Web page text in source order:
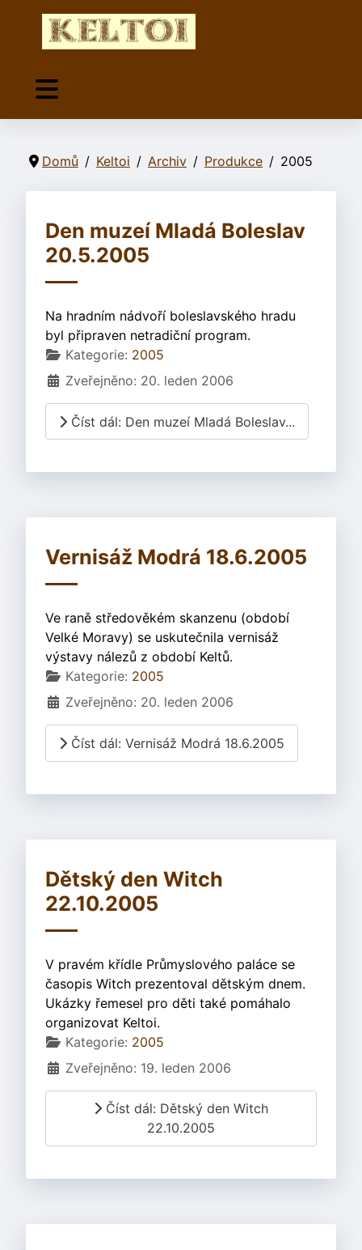
Domů Keltoi Archiv Produkce 2005
Den muzeí Mladá Boleslav
20.5.2005
Na hradním nádvoří boleslavského hradu
byl připraven netradiční program.
Základní údaje
Kategorie: 2005
Zveřejněno: 20. leden 2006
Číst dál: Den muzeí Mladá Boleslav...
Vernisáž Modrá 18.6.2005
Ve raně středověkém skanzenu (období
Velké Moravy) se uskutečnila vernisáž
výstavy nálezů z období Keltů.
Základní údaje
Kategorie: 2005
Zveřejněno: 20. leden 2006
Číst dál: Vernisáž Modrá 18.6.2005
Dětský den Witch
22.10.2005
V pravém křídle Průmyslového paláce se
časopis Witch prezentoval dětským dnem.
Ukázky řemesel pro děti také pomáhalo
organizovat Keltoi.
Základní údaje
Kategorie: 2005
Zveřejněno: 19. leden 2006
Číst dál: Dětský den Witch
22.10.2005